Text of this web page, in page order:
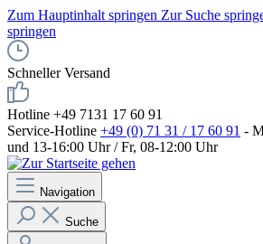
Zum Hauptinhalt springen Zur Suche
springen
Schneller Versand
Hotline +49 7131 17 60 91
Service-Hotline +49 (0) 71 31 / 17 60 91 -
und 13-16:00 Uhr / Fr, 08-12:00 Uhr
Navigation
Suche